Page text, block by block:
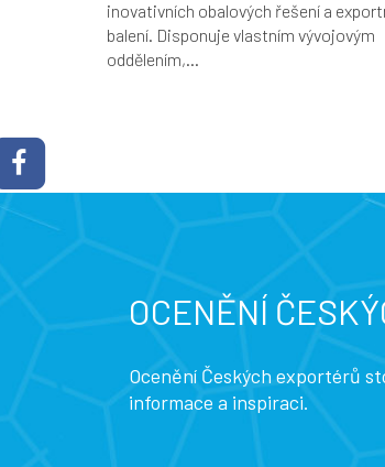
inovativních obalových řešení a
balení. Disponuje vlastním vývojovým
oddělením,...
OCENĚNÍ
Ocenění Českých exportérů
informace a inspiraci.